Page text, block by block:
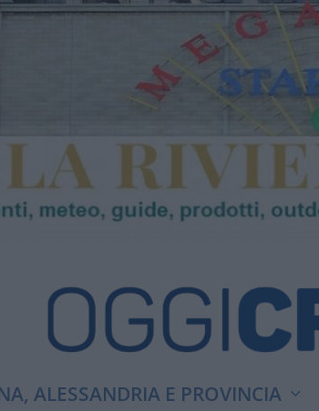
ALESSANDRIA E PROVINCIA